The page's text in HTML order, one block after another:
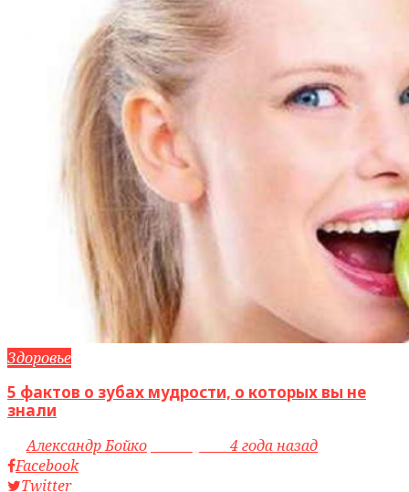
Здоровье
5 фактов о зубах мудрости, о которых вы не
знали
byАлександр Бойко
4 года назад
Facebook
Twitter